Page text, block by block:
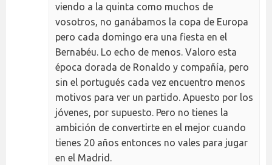
viendo a la quinta como muchos de
vosotros, no ganábamos la copa de Europa
pero cada domingo era una fiesta en el
Bernabéu. Lo echo de menos. Valoro esta
época dorada de Ronaldo y compañía, pero
sin el portugués cada vez encuentro menos
motivos para ver un partido. Apuesto por los
jóvenes, por supuesto. Pero no tienes la
ambición de convertirte en el mejor cuando
tienes 20 años entonces no vales para jugar
en el Madrid.